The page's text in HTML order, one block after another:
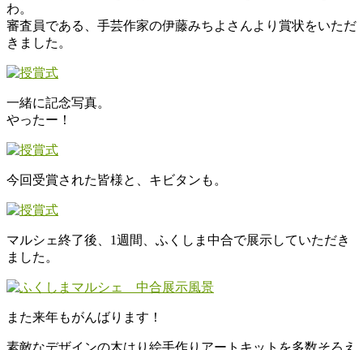
わ。
審査員である、手芸作家の伊藤みちよさんより賞状をいただ
きました。
一緒に記念写真。
やったー！
今回受賞された皆様と、キビタンも。
マルシェ終了後、1週間、ふくしま中合で展示していただき
ました。
また来年もがんばります！